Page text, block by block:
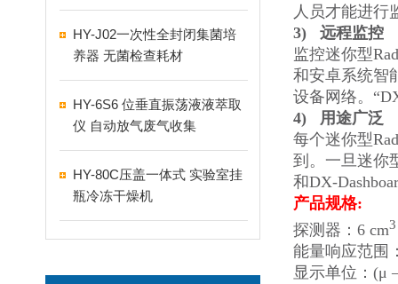
HY-J02一次性全封闭集菌培
养器 无菌检查耗材
HY-6S6 位垂直振荡液液萃取
仪 自动放气废气收集
HY-80C压盖一体式 实验室挂
瓶冷冻干燥机
人员才能进行
3)
远程监控
监控迷你型
和安卓系统智
设备网络。
4)
用途广泛
每个迷你型
到。一旦迷你
和DX-
产品规格:
探测器：6 cm3
能量响应范围
显示单位：(μ